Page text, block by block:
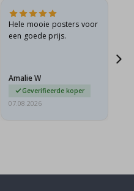
Hele mooie posters voor
een goede prijs.
Amalie W
Geverifieerde koper
07.08.2026